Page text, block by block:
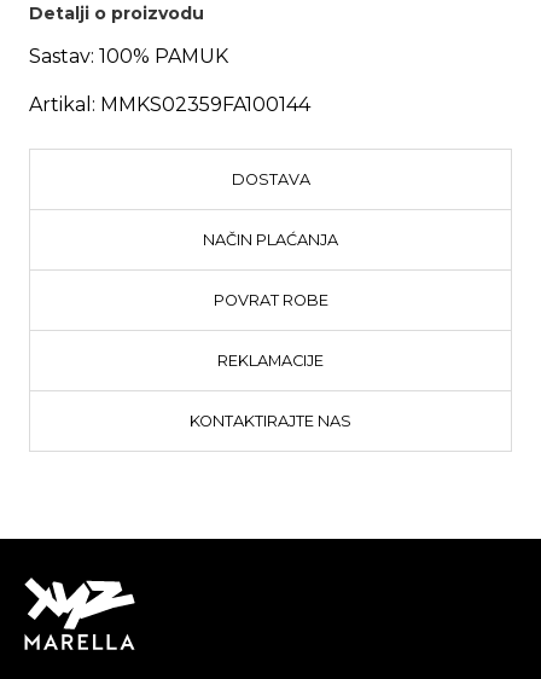
Detalji o proizvodu
Sastav: 100% PAMUK
Artikal: MMKS02359FA100144
DOSTAVA
NAČIN PLAĆANJA
POVRAT ROBE
REKLAMACIJE
KONTAKTIRAJTE NAS